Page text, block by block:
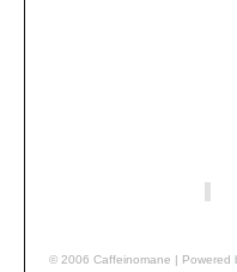
© 2006 Caffeinomane | Powered